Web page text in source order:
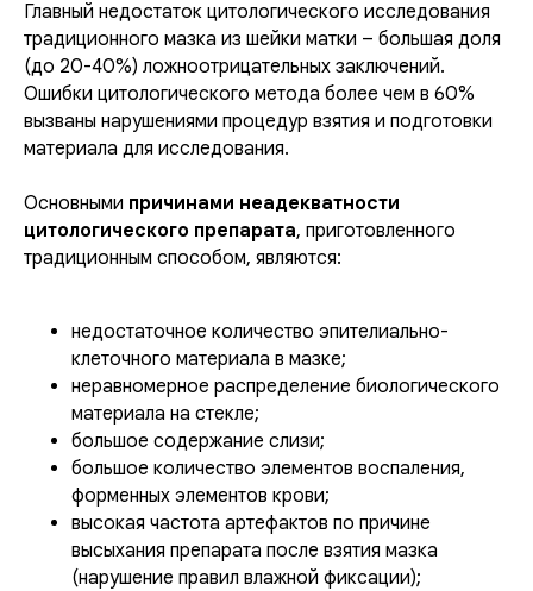
Главный недостаток цитологического исследования
традиционного мазка из шейки матки – большая доля
(до 20-40%) ложноотрицательных заключений.
Ошибки цитологического метода более чем в 60%
вызваны нарушениями процедур взятия и подготовки
материала для исследования.
Основными причинами неадекватности
цитологического препарата, приготовленного
традиционным способом, являются:
недостаточное количество эпителиально-
клеточного материала в мазке;
неравномерное распределение биологического
материала на стекле;
большое содержание слизи;
большое количество элементов воспаления,
форменных элементов крови;
высокая частота артефактов по причине
высыхания препарата после взятия мазка
(нарушение правил влажной фиксации);